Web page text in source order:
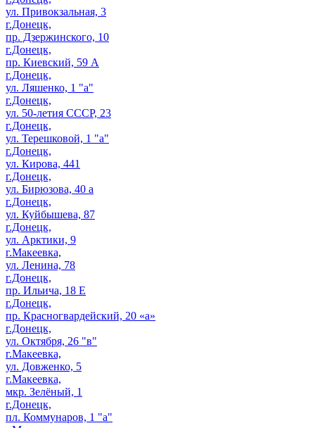
ул. Привокзальная, 3
г.Донецк,
пр. Дзержинского, 10
г.Донецк,
пр. Киевский, 59 А
г.Донецк,
ул. Ляшенко, 1 "а"
г.Донецк,
ул. 50-летия СССР, 23
г.Донецк,
ул. Терешковой, 1 "а"
г.Донецк,
ул. Кирова, 441
г.Донецк,
ул. Бирюзова, 40 а
г.Донецк,
ул. Куйбышева, 87
г.Донецк,
ул. Арктики, 9
г.Макеевка,
ул. Ленина, 78
г.Донецк,
пр. Ильича, 18 Е
г.Донецк,
пр. Красногвардейский, 20 «а»
г.Донецк,
ул. Октября, 26 "в"
г.Макеевка,
ул. Довженко, 5
г.Макеевка,
мкр. Зелёный, 1
г.Донецк,
пл. Коммунаров, 1 "а"